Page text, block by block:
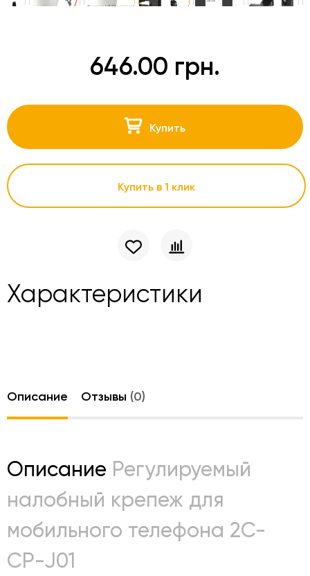
646.00 грн.
Купить
Купить в 1 клик
Характеристики
Описание Отзывы (0)
Описание Регулируемый
налобный крепеж для
мобильного телефона 2C-
CP-J01